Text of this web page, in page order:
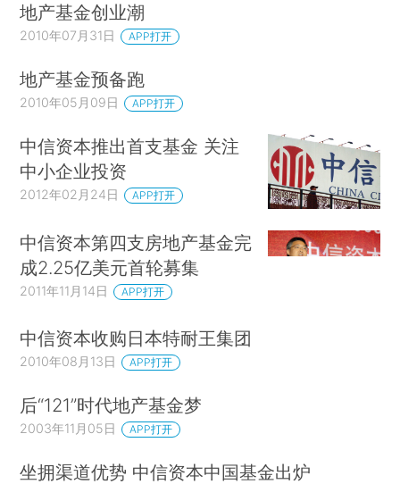
地产基金创业潮
2010年07月31日 APP打开
地产基金预备跑
2010年05月09日 APP打开
中信资本推出首支基金 关注
中小企业投资
2012年02月24日 APP打开
中信资本第四支房地产基金完
成2.25亿美元首轮募集
2011年11月14日 APP打开
中信资本收购日本特耐王集团
2010年08月13日 APP打开
后“121”时代地产基金梦
2003年11月05日 APP打开
坐拥渠道优势 中信资本中国基金出炉